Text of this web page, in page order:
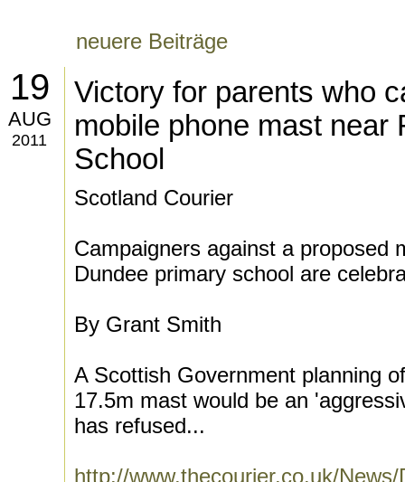
neuere Beiträge
19
AUG
2011
Victory for parents who
mobile phone mast near
School
Scotland Courier
Campaigners against a proposed
Dundee primary school are
By Grant Smith
A Scottish Government planning
17.5m mast would be an
has refused...
http://www.thecourier.co.uk/